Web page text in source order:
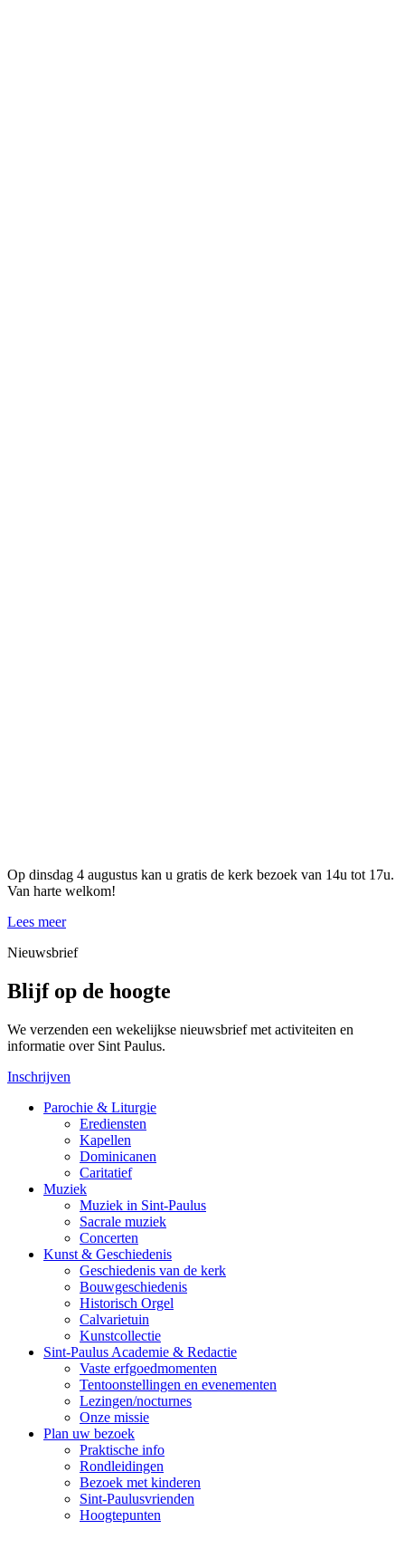
Op dinsdag 4 augustus kan u gratis de kerk bezoek van 14u tot 17u.
Van harte welkom!
Lees meer
Nieuwsbrief
Blijf op de hoogte
We verzenden een wekelijkse nieuwsbrief met activiteiten en
informatie over Sint Paulus.
Inschrijven
Parochie & Liturgie
Erediensten
Kapellen
Dominicanen
Caritatief
Muziek
Muziek in Sint-Paulus
Sacrale muziek
Concerten
Kunst & Geschiedenis
Geschiedenis van de kerk
Bouwgeschiedenis
Historisch Orgel
Calvarietuin
Kunstcollectie
Sint-Paulus Academie & Redactie
Vaste erfgoedmomenten
Tentoonstellingen en evenementen
Lezingen/nocturnes
Onze missie
Plan uw bezoek
Praktische info
Rondleidingen
Bezoek met kinderen
Sint-Paulusvrienden
Hoogtepunten